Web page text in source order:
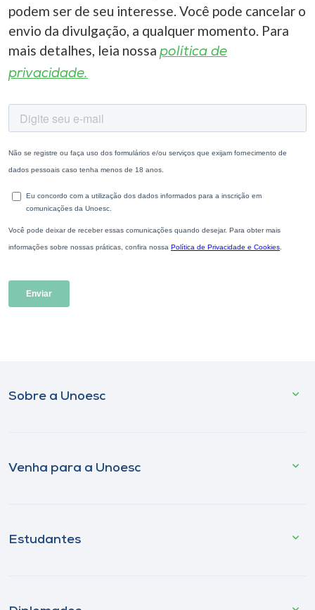
podem ser de seu interesse. Você pode cancelar o
envio da divulgação, a qualquer momento. Para
mais detalhes, leia nossa política de
privacidade.
Sobre a Unoesc
Venha para a Unoesc
Estudantes